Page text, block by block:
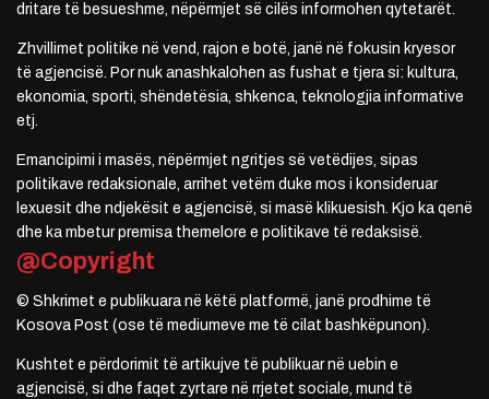
dritare të besueshme, nëpërmjet së cilës informohen qytetarët.
Zhvillimet politike në vend, rajon e botë, janë në fokusin kryesor
të agjencisë. Por nuk anashkalohen as fushat e tjera si: kultura,
ekonomia, sporti, shëndetësia, shkenca, teknologjia informative
etj.
Emancipimi i masës, nëpërmjet ngritjes së vetëdijes, sipas
politikave redaksionale, arrihet vetëm duke mos i konsideruar
lexuesit dhe ndjekësit e agjencisë, si masë klikuesish. Kjo ka qenë
dhe ka mbetur premisa themelore e politikave të redaksisë.
@Copyright
© Shkrimet e publikuara në këtë platformë, janë prodhime të
Kosova Post (ose të mediumeve me të cilat bashkëpunon).
Kushtet e përdorimit të artikujve të publikuar në uebin e
agjencisë, si dhe faqet zyrtare në rrjetet sociale, mund të